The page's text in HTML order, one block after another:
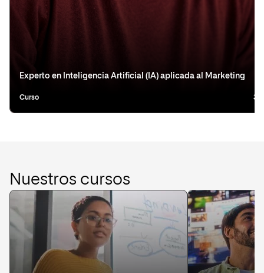
Experto en Inteligencia Artificial (IA) aplicada al Marketing
Curso 3
Nuestros cursos